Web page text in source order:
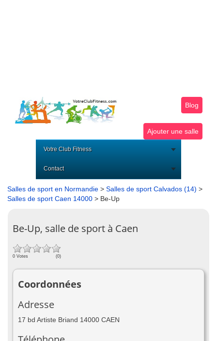
Blog
Ajouter une salle
Votre Club Fitness
Contact
Salles de sport en Normandie > Salles de sport Calvados (14) >
Salles de sport Caen 14000 > Be-Up
Be-Up, salle de sport à Caen
0 Votes (0)
Coordonnées
Adresse
17 bd Artiste Briand 14000 CAEN